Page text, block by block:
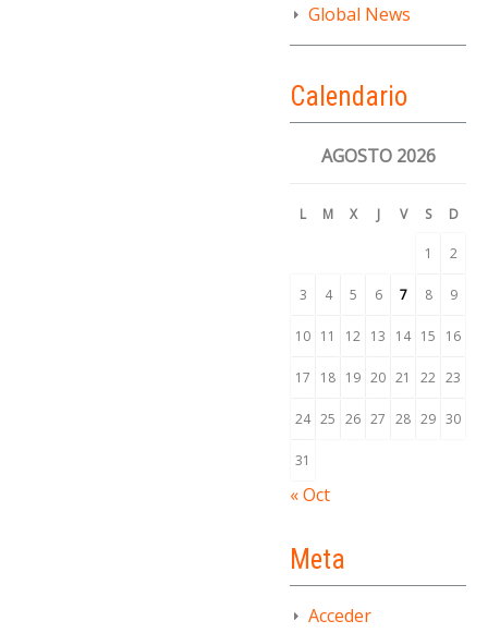
Global News
Calendario
AGOSTO 2026
L M X J V S D
1 2
3 4 5 6 7 8 9
10 11 12 13 14 15 16
17 18 19 20 21 22 23
24 25 26 27 28 29 30
31
« Oct
Meta
Acceder